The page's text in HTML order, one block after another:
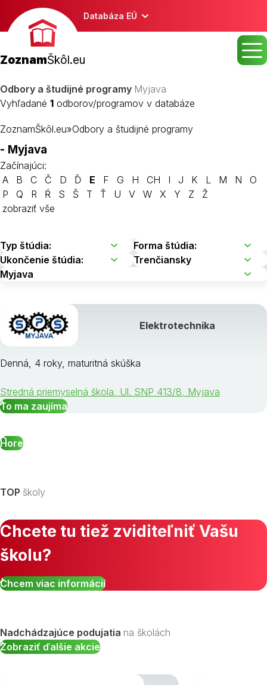
Databáza EÚ
ZoznamŠkôl.eu
Odbory a študijné programy Myjava
Vyhľadané 1 odborov/programov v databáze
ZoznamŠkôl.eu»Odbory a študijné programy
- Myjava
Začínajúci:
A
B C Č D Ď E F G H CH I J K L M N
O
P
Q R Ŕ S Š T Ť U V W X Y Z
Ž
zobraziť vše
Elektrotechnika
Denná, 4 roky, maturitná skúška
Stredná priemyselná škola, Ul. SNP 413/8, Myjava
To ma zaujíma
Hore
TOP školy
Chcete tu tiež zviditeľniť Vašu
školu?
Chcem viac informácií
Nadchádzajúce podujatia na školách
Zobraziť ďalšie akcie